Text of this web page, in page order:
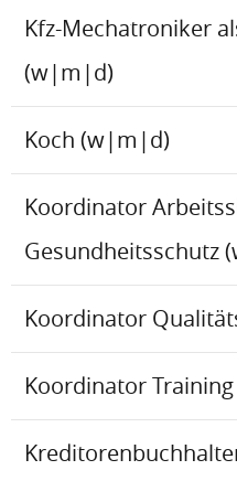
Kfz-Mechatroniker
(w|m|d)
Koch (w|m|d)
Koordinator
Gesundheitsschutz
Koordinator
Koordinator